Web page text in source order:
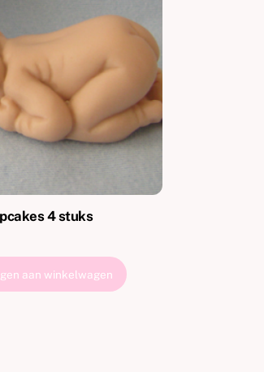
4 stuks
aan winkelwagen